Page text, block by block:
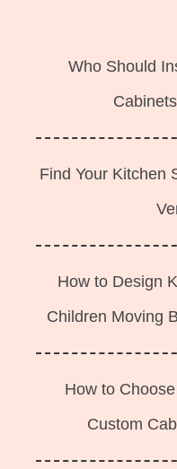
Who Should
Find Your Kitchen
How to Design
Children Moving
How to
Custom